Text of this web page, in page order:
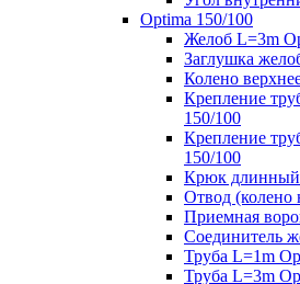
Optima 150/100
Желоб L=3m
Заглушка
Колено
Крепление
150/100
Крепление
150/100
Крюк длинный
Отвод (колено
Приемная
Соединитель
Труба L=1m
Труба L=3m